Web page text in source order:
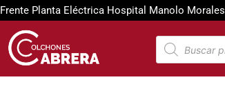
Ir
al
contenido
Frente Planta Eléctrica Hospital Manolo Morales
Búsqueda
de
productos